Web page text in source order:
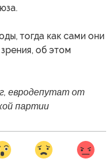
тогда как сами они
об этом
евродепутат от
партии